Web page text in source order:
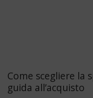
Come scegliere la
guida all’acquisto